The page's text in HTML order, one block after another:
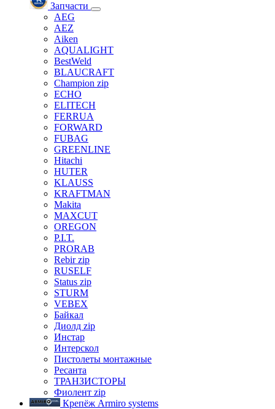
Запчасти
AEG
AEZ
Aiken
AQUALIGHT
BestWeld
BLAUCRAFT
Champion zip
ECHO
ELITECH
FERRUA
FORWARD
FUBAG
GREENLINE
Hitachi
HUTER
KLAUSS
KRAFTMAN
Makita
MAXCUT
OREGON
P.I.T.
PRORAB
Rebir zip
RUSELF
Status zip
STURM
VEBEX
Байкал
Диолд zip
Инстар
Интерскол
Пистолеты монтажные
Ресанта
ТРАНЗИСТОРЫ
Фиолент zip
Крепёж Armiro systems